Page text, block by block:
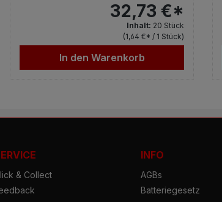
32,73 €*
Inhalt: 20 Stück
(1,64 €* / 1 Stück)
In den Warenkorb
& Collect
INFO
AGBs
Batteriegesetz